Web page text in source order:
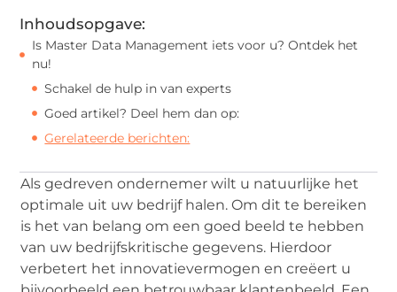
Inhoudsopgave:
Is Master Data Management iets voor u? Ontdek het
nu!
Schakel de hulp in van experts
Goed artikel? Deel hem dan op:
Gerelateerde berichten:
Als gedreven ondernemer wilt u natuurlijke het
optimale uit uw bedrijf halen. Om dit te bereiken
is het van belang om een goed beeld te hebben
van uw bedrijfskritische gegevens. Hierdoor
verbetert het innovatievermogen en creëert u